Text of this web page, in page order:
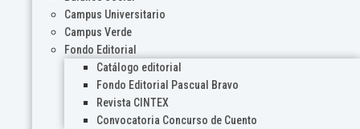
Campus Universitario
Campus Verde
Fondo Editorial
Catálogo editorial
Fondo Editorial Pascual Bravo
Revista CINTEX
Convocatoria Concurso de Cuento